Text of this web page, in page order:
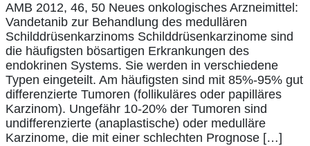
AMB 2012, 46, 50 Neues onkologisches Arzneimittel:
Vandetanib zur Behandlung des medullären
Schilddrüsenkarzinoms Schilddrüsenkarzinome sind
die häufigsten bösartigen Erkrankungen des
endokrinen Systems. Sie werden in verschiedene
Typen eingeteilt. Am häufigsten sind mit 85%-95% gut
differenzierte Tumoren (follikuläres oder papilläres
Karzinom). Ungefähr 10-20% der Tumoren sind
undifferenzierte (anaplastische) oder medulläre
Karzinome, die mit einer schlechten Prognose […]